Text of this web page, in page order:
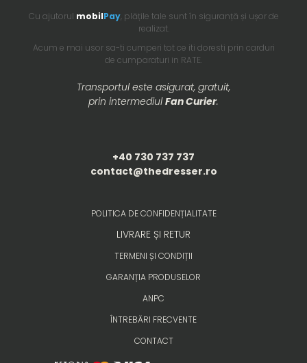
Cu ajutorul mobilPay, plățile tale sunt în siguranță și ușor de
realizat.
Acum e mai usor sa-ti cumperi tot ce iti doresti prin carduri
de cumparaturi in RATE.
Transportul este asigurat, gratuit,
prin intermediulFan Curier.
+40 730 737 737
contact@thedresser.ro
POLITICA DE CONFIDENȚIALITATE
LIVRARE ȘI RETUR
TERMENI ȘI CONDIȚII
GARANȚIA PRODUSELOR
ANPC
ÎNTREBĂRI FRECVENTE
CONTACT